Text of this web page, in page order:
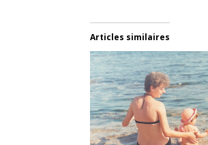
Articles similaires